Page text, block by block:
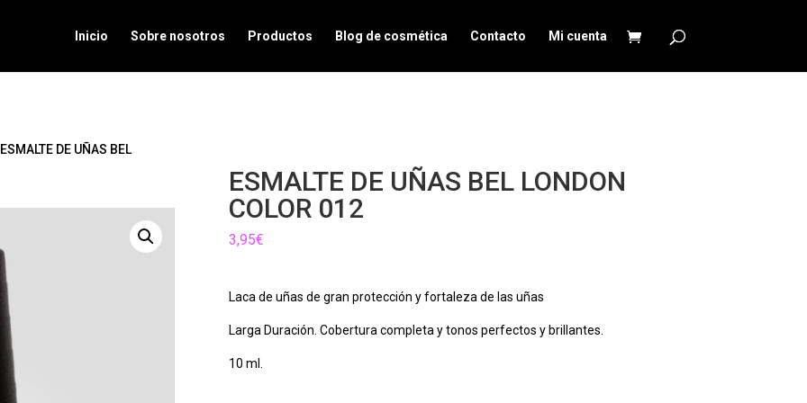
Inicio Sobre nosotros Productos Blog de cosmética Contacto Mi cuenta
DE UÑAS BEL
ESMALTE DE UÑAS BEL LONDON
COLOR 012
3,95€
Laca de uñas de gran protección y fortaleza de las uñas
Larga Duración. Cobertura completa y tonos perfectos y brillantes.
10 ml.